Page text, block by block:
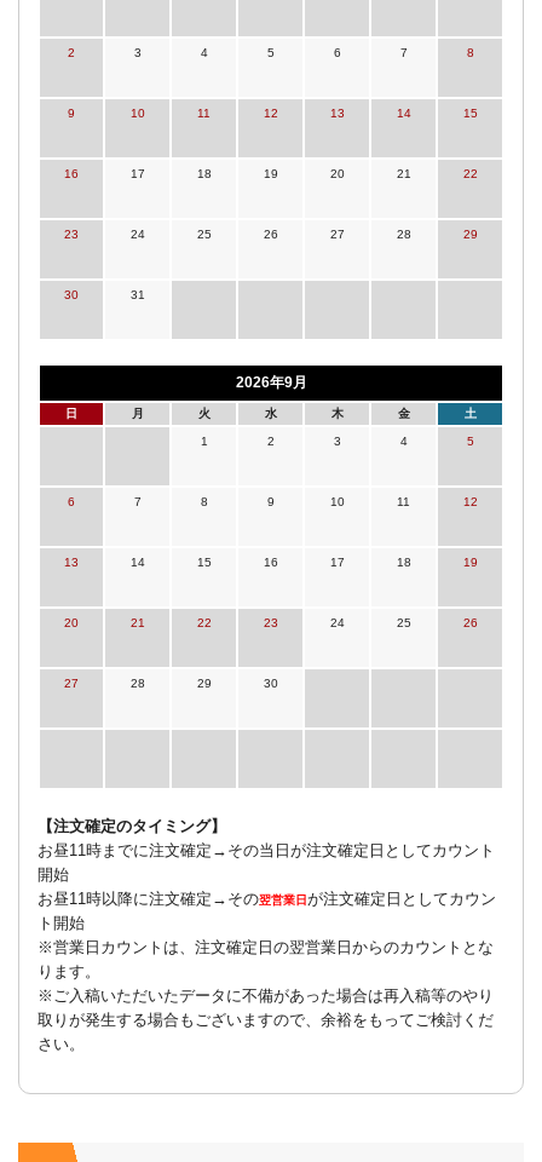
2 3 4 5 6 7 8
9 10 11 12 13 14 15
16 17 18 19 20 21 22
23 24 25 26 27 28 29
30 31
2026年9月
日 月 火 水 木 金 土
1 2 3 4 5
6 7 8 9 10 11 12
13 14 15 16 17 18 19
20 21 22 23 24 25 26
27 28 29 30
【注文確定のタイミング】
お昼11時までに注文確定→その当日が注文確定日としてカウント
開始
お昼11時以降に注文確定→その翌営業日が注文確定日としてカウン
ト開始
※営業日カウントは、注文確定日の翌営業日からのカウントとな
ります。
※ご入稿いただいたデータに不備があった場合は再入稿等のやり
取りが発生する場合もございますので、余裕をもってご検討くだ
さい。